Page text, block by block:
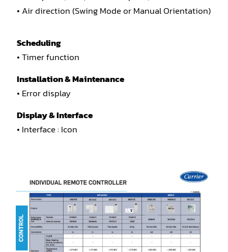
• Air direction (Swing Mode or Manual Orientation)
Scheduling
• Timer function
Installation & Maintenance
• Error display
Display & Interface
• Interface : Icon